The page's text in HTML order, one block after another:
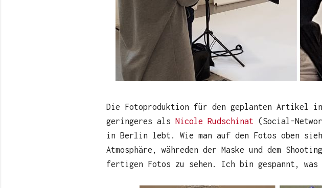
Die Fotoproduktion für den geplanten Artikel
geringeres als Nicole Rudschinat (Social-
in Berlin lebt. Wie man auf den Fotos oben
Atmosphäre, währeden der Maske und dem
fertigen Fotos zu sehen. Ich bin gespannt, was